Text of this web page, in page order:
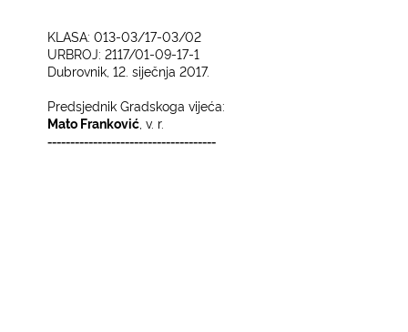
KLASA: 013-03/17-03/02
URBROJ: 2117/01-09-17-1
Dubrovnik, 12. siječnja 2017.
Predsjednik Gradskoga vijeća:
Mato Franković , v. r.
-------------------------------------